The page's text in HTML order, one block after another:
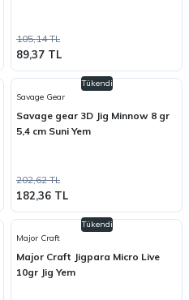
105,14 TL
89,37 TL
Tükendi
Savage Gear
Savage gear 3D Jig Minnow 8 gr
5,4 cm Suni Yem
202,62 TL
182,36 TL
Tükendi
Major Craft
Major Craft Jigpara Micro Live
10gr Jig Yem